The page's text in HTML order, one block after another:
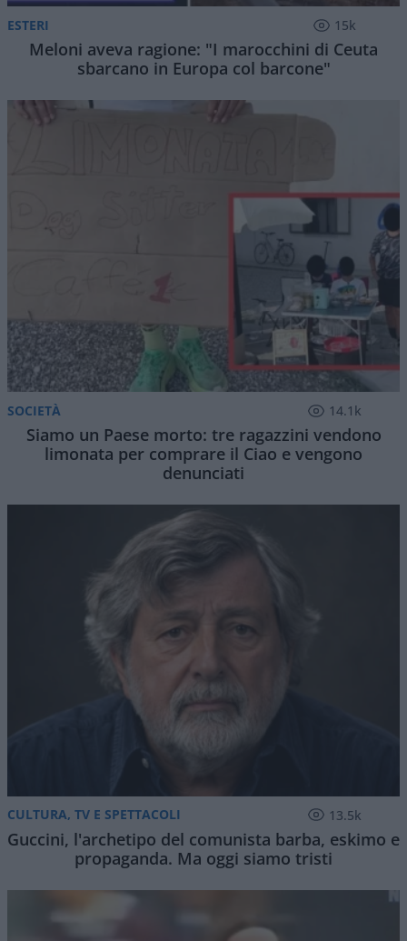
ESTERI 15k
Meloni aveva ragione: "I marocchini di Ceuta
sbarcano in Europa col barcone"
SOCIETÀ 14.1k
Siamo un Paese morto: tre ragazzini vendono
limonata per comprare il Ciao e vengono
denunciati
CULTURA, TV E SPETTACOLI 13.5k
Guccini, l'archetipo del comunista barba, eskimo e
propaganda. Ma oggi siamo tristi